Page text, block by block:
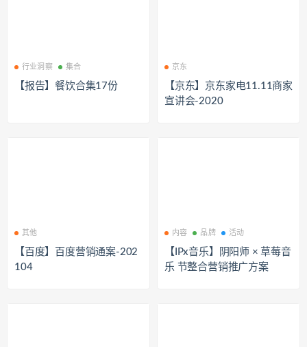
行业洞察 集合
【报告】餐饮合集17份
京东
【京东】京东家电11.11商家
宣讲会-2020
其他
【百度】百度营销通案-202
104
内容 品牌 活动
【IPx音乐】阴阳师 × 草莓音
乐 节整合营销推广方案